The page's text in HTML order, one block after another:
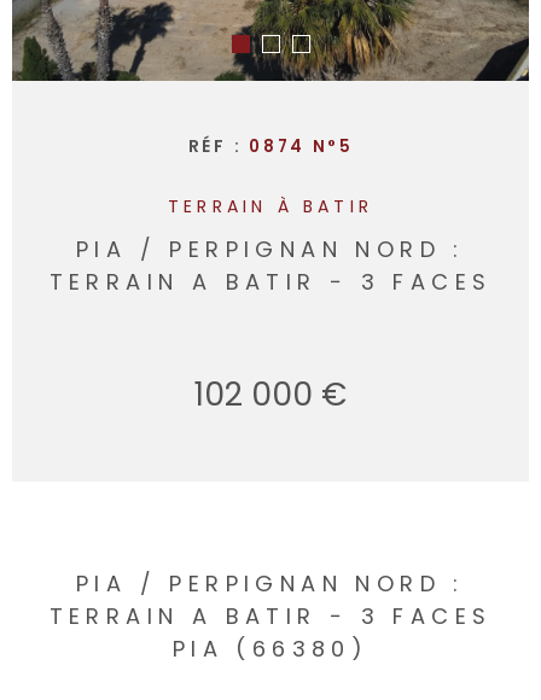
RÉF : 0874 N°5
TERRAIN À BATIR
PIA ∕ PERPIGNAN NORD :
TERRAIN A BATIR − 3 FACES
102 000 €
PIA ∕ PERPIGNAN NORD :
TERRAIN A BATIR − 3 FACES
PIA (66380)